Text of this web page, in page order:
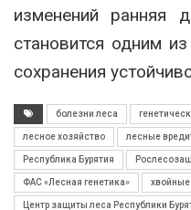
изменений ранняя
становится одним
сохранения
болезни леса
лесное хозяйство лесные
Республика Бурятия
ФАС «Лесная генетика» хвойные
Центр защиты леса Республики